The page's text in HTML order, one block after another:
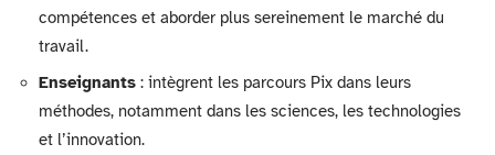
compétences et aborder plus sereinement le marché du
travail.
Enseignants : intègrent les parcours Pix dans leurs
méthodes, notamment dans les sciences, les technologies
et l’innovation.